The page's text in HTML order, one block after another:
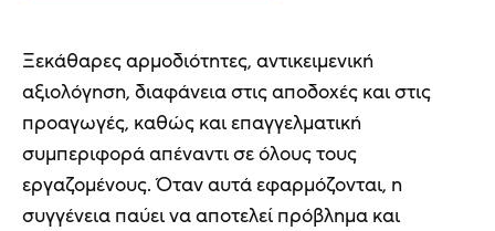
Ξεκάθαρες αρμοδιότητες, αντικειμενική
αξιολόγηση, διαφάνεια στις αποδοχές και στις
προαγωγές, καθώς και επαγγελματική
συμπεριφορά απέναντι σε όλους τους
εργαζομένους. Όταν αυτά εφαρμόζονται, η
συγγένεια παύει να αποτελεί πρόβλημα και